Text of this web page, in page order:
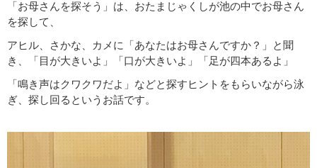
「お母さんを探そう」は、おたまじゃくしが池の中でお母さん
を探して、
アヒル、さかな、カメに「あなたはお母さんですか？」と聞
き、「目が大きいよ」「口が大きいよ」「足が四本あるよ」
「鳴き声はクワクワだよ」などと探すヒントをもらいながら泳
ぎ、探し回るというお話です。